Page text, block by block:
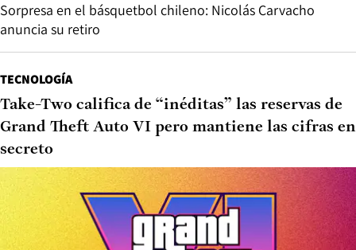
Sorpresa en el básquetbol chileno: Nicolás Carvacho
anuncia su retiro
TECNOLOGÍA
Take-Two califica de “inéditas” las reservas de
Grand Theft Auto VI pero mantiene las cifras en
secreto